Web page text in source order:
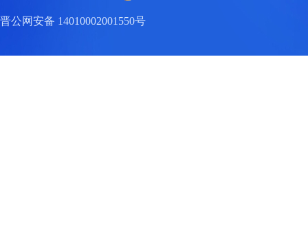
晋公网安备 14010002001550号